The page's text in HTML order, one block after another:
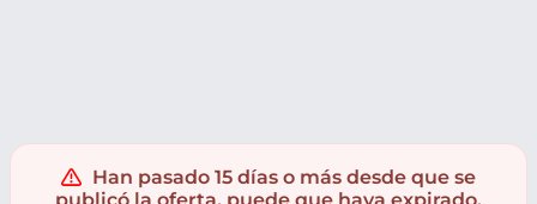
Han pasado 15 días o más desde que se